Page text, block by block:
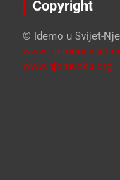
Copyright
© Idemo u Svijet-
www.njemacka.org